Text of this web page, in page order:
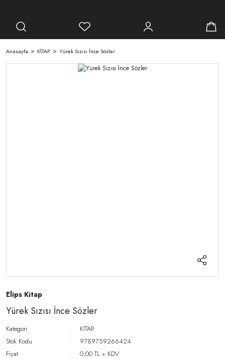
Anasayfa KİTAP Yürek Sızısı İnce Sözler
Elips Kitap
Yürek Sızısı İnce Sözler
Kategori
KİTAP
Stok Kodu
9789759266424
Fiyat
0,00 TL + KDV